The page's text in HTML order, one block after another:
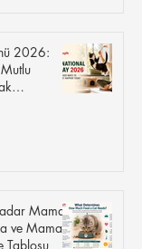
2026:
Mama
ve Mama
Tablosu